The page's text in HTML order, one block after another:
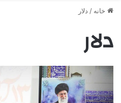
خانه / دلار
دلار